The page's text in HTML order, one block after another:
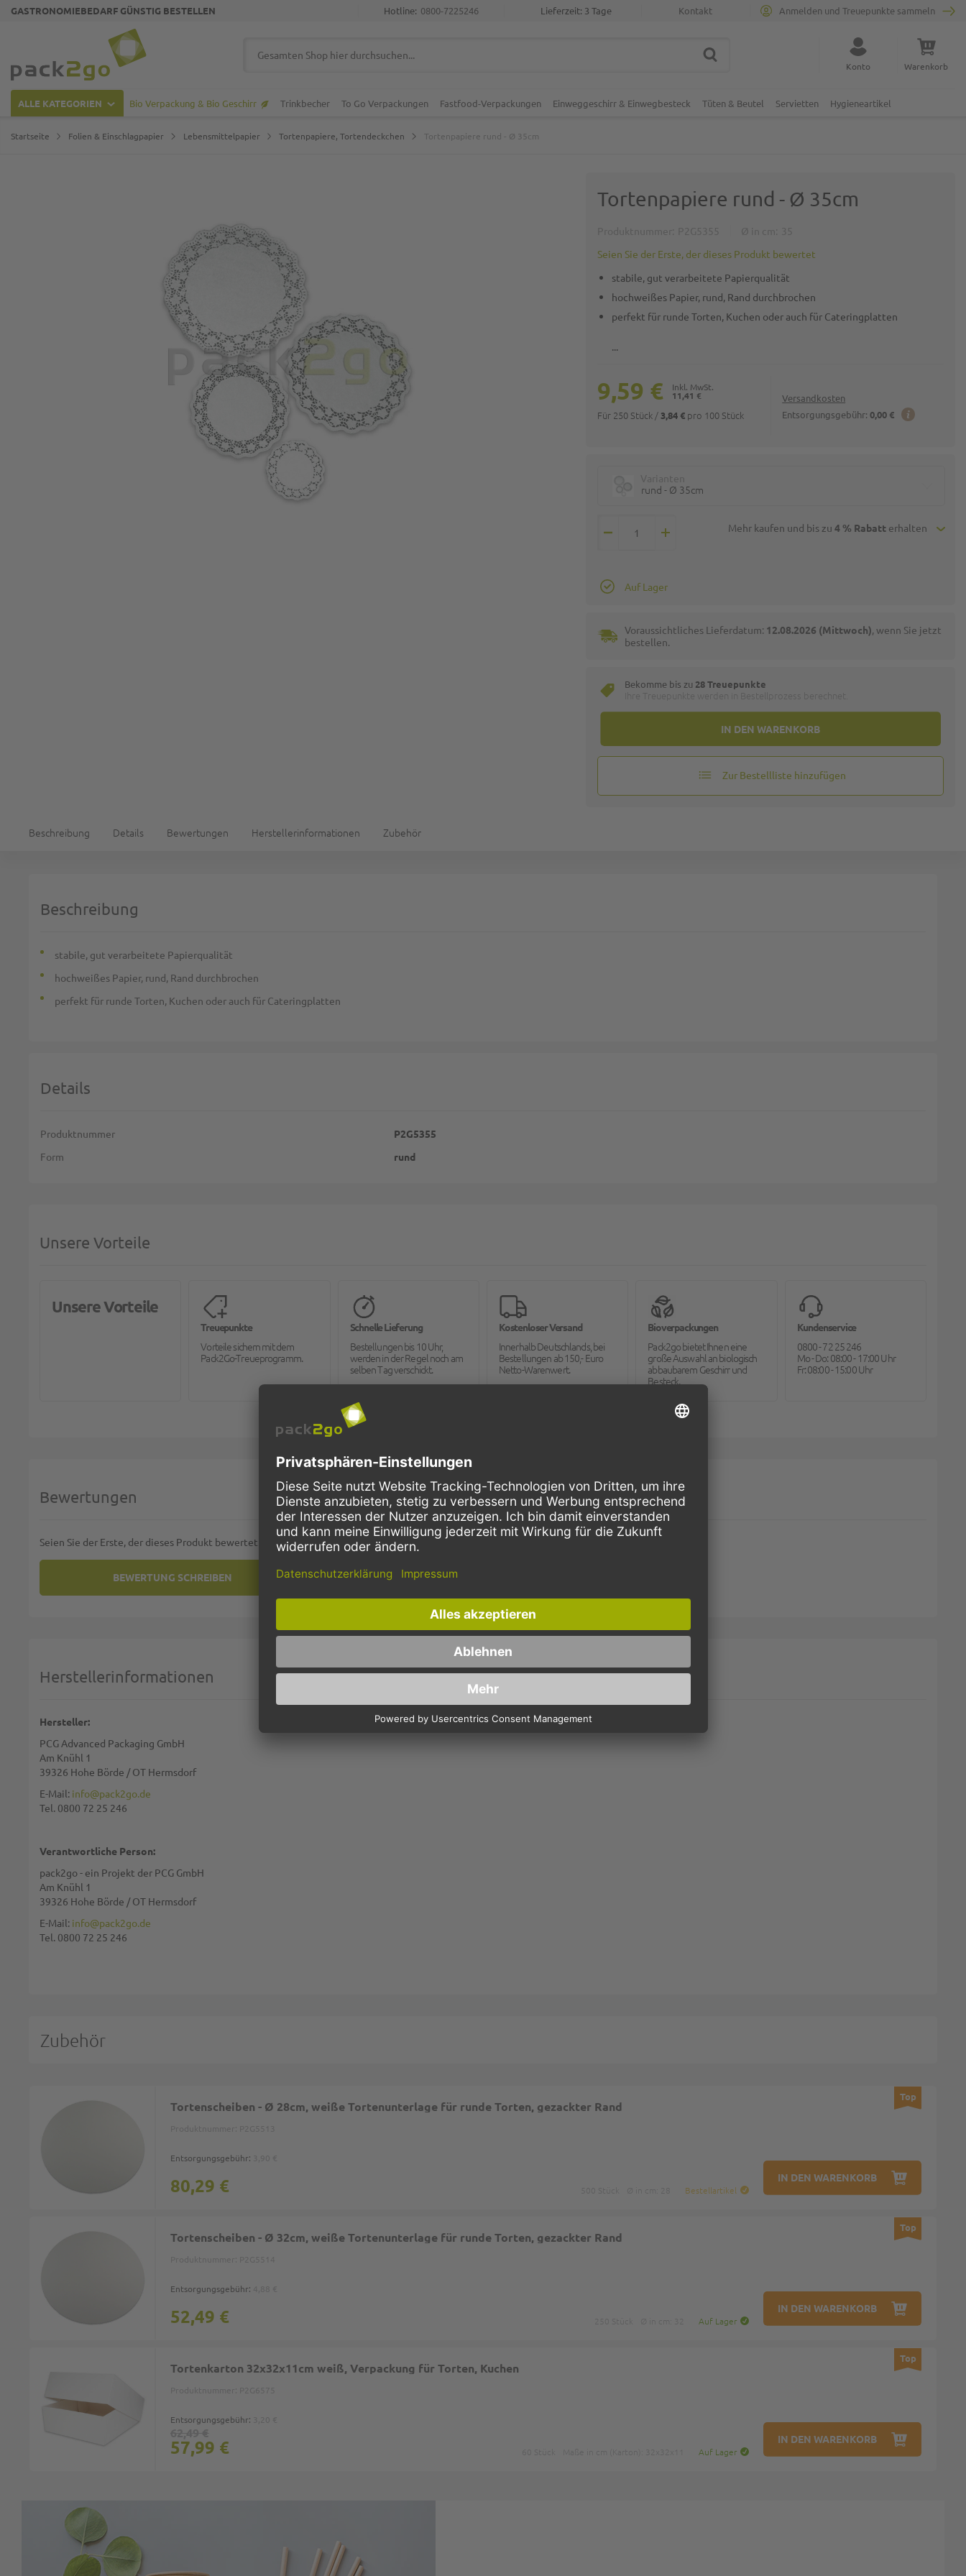
GASTRONOMIEBEDARF GÜNSTIG BESTELLEN Kontakt
Lieferzeit: 3 Tage
Hotline: 0800-7225246 Anmelden und Treuepunkte sammeln
Suche schließen
SUCHE Konto Warenkorb
ALLE KATEGORIEN Bio Verpackung & Bio Geschirr Trinkbecher To Go Verpackungen Fastfood-Verpackungen Einweggeschirr & Einwegbesteck Tüten & Beutel Servietten Hygieneartikel
Startseite Folien & Einschlagpapier Lebensmittelpapier Tortenpapiere, Tortendeckchen Tortenpapiere rund - Ø 35cm
Tortenpapiere rund - Ø 35cm
Seien Sie der Erste, der dieses Produkt bewertet
stabile, gut verarbeitete Papierqualität
hochweißes Papier, rund, Rand durchbrochen
perfekt für runde Torten, Kuchen oder auch für Cateringplatten
...
Versandkosten
Entsorgungsgebühr: 0,00 €
11,41 €
9,59 €
Für 250 Stück /3,84 € pro 100 Stück
rund - Ø 35cm
Mehr kaufen und bis zu 4 % Rabatterhalten
IN DEN WARENKORB
Auf Lager
Voraussichtliches Lieferdatum: 12.08.2026 (Mittwoch), wenn Sie jetzt
bestellen.
Bekomme bis zu 28 Treuepunkte
Zur Bestellliste hinzufügen
Beschreibung Details Bewertungen Herstellerinformationen Zubehör
Beschreibung
stabile, gut verarbeitete Papierqualität
hochweißes Papier, rund, Rand durchbrochen
perfekt für runde Torten, Kuchen oder auch für Cateringplatten
Details
Weitere Informationen
Produktnummer
P2G5355
Form
rund
Unsere Vorteile
Unsere Vorteile
Treuepunkte
Vorteile sichern mit dem
Pack2Go-Treueprogramm.
Schnelle Lieferung
Bestellungen bis 10 Uhr,
werden in der Regel noch am
selben Tag verschickt.
Kostenloser Versand
Innerhalb Deutschlands, bei
Bestellungen ab 150,- Euro
Netto-Warenwert.
Bioverpackungen
Pack2go bietet Ihnen eine
große Auswahl an biologisch
abbaubarem Geschirr und
Besteck.
Kundenservice
0800 - 72 25 246
Mo - Do: 08:00 - 17:00 Uhr
Fr: 08:00 - 15:00 Uhr
Bewertungen
Seien Sie der Erste, der dieses Produkt bewertet
BEWERTUNG SCHREIBEN
TORTENPAPIERE RUND - Ø 35CM
Zusammenfassung:
Herstellerinformationen
Hersteller:
PCG Advanced Packaging GmbH
Am Knühl 1
39326 Hohe Börde / OT Hermsdorf
E-Mail: info@pack2go.de
Tel. 0800 72 25 246
Verantwortliche Person:
pack2go - ein Projekt der PCG GmbH
Am Knühl 1
39326 Hohe Börde / OT Hermsdorf
E-Mail: info@pack2go.de
Tel. 0800 72 25 246
Zubehör
Top
Tortenscheiben - Ø 28cm, weiße Tortenunterlage für runde Torten, gezackter Rand
Entsorgungsgebühr:
Bestellartikel
IN DEN WARENKORB
80,29 €
Top
Tortenscheiben - Ø 32cm, weiße Tortenunterlage für runde Torten, gezackter Rand
Entsorgungsgebühr:
Auf Lager
IN DEN WARENKORB
52,49 €
Top
Tortenkarton 32x32x11cm weiß, Verpackung für Torten, Kuchen
Entsorgungsgebühr:
Auf Lager
IN DEN WARENKORB
57,99 €
62,49 €